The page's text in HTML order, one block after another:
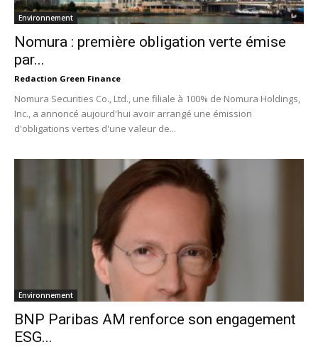
Environnement
Nomura : première obligation verte émise
par...
Redaction Green Finance
Nomura Securities Co., Ltd., une filiale à 100% de Nomura Holdings,
Inc., a annoncé aujourd'hui avoir arrangé une émission
d'obligations vertes d'une valeur de...
Environnement
BNP Paribas AM renforce son engagement
ESG...